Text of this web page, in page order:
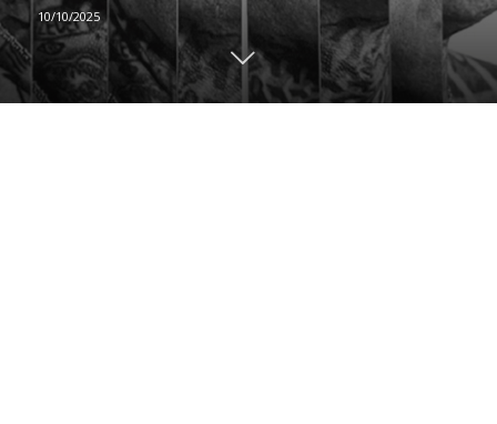
10/10/2025